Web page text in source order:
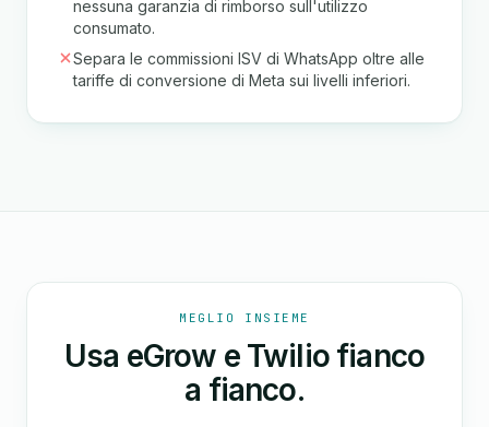
nessuna garanzia di rimborso sull'utilizzo
consumato.
Separa le commissioni ISV di WhatsApp oltre alle
tariffe di conversione di Meta sui livelli inferiori.
MEGLIO INSIEME
Usa eGrow e Twilio fianco
a fianco.